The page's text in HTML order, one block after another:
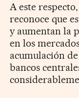
A este
reconoce que
y aumentan la
en los
acumulación
bancos